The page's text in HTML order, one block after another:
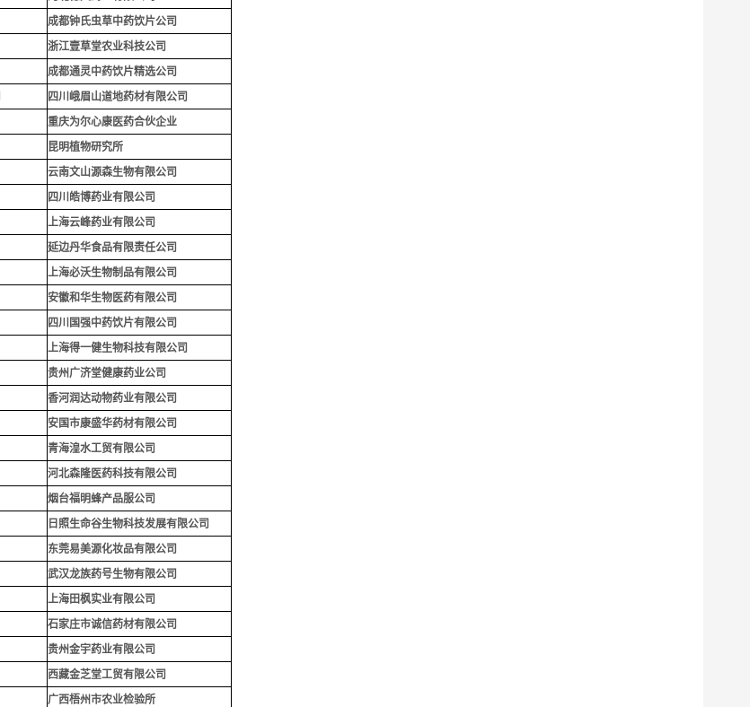
成都钟氏虫草中药饮片公司
浙江壹草堂农业科技公司
成都通灵中药饮片精选公司
四川峨眉山道地药材有限公司
重庆为尔心康医药合伙企业
昆明植物研究所
云南文山源森生物有限公司
四川皓博药业有限公司
上海云峰药业有限公司
延边丹华食品有限责任公司
上海必沃生物制品有限公司
安徽和华生物医药有限公司
四川国强中药饮片有限公司
上海得一健生物科技有限公司
贵州广济堂健康药业公司
香河润达动物药业有限公司
安国市康盛华药材有限公司
青海湟水工贸有限公司
河北森隆医药科技有限公司
烟台福明蜂产品服公司
日照生命谷生物科技发展有限公司
东莞易美源化妆品有限公司
武汉龙族药号生物有限公司
上海田枫实业有限公司
石家庄市诚信药材有限公司
贵州金宇药业有限公司
西藏金芝堂工贸有限公司
广西梧州市农业检验所